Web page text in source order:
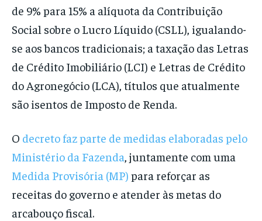
de 9% para 15% a alíquota da Contribuição
Social sobre o Lucro Líquido (CSLL), igualando-
se aos bancos tradicionais; a taxação das Letras
de Crédito Imobiliário (LCI) e Letras de Crédito
do Agronegócio (LCA), títulos que atualmente
são isentos de Imposto de Renda.
O decreto faz parte de medidas elaboradas pelo
Ministério da Fazenda, juntamente com uma
Medida Provisória (MP) para reforçar as
receitas do governo e atender às metas do
arcabouço fiscal.